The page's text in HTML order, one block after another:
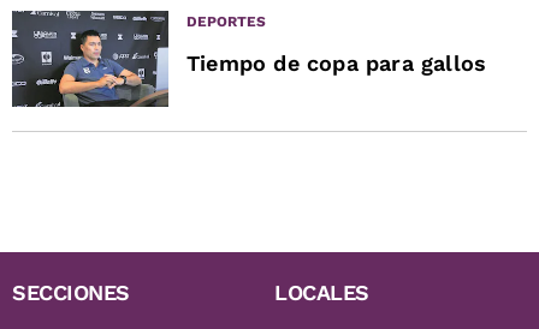
DEPORTES
Tiempo de copa para gallos
SECCIONES LOCALES